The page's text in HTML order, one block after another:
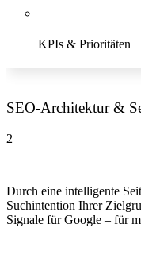
KPIs & Prioritäten
SEO-Architektur &
2
Durch eine intelligente
Suchintention Ihrer
Signale für Google – für